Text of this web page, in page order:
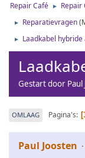
Repair Café ► Repair
► Reparatievragen
► Laadkabel hybride
Gestart door
OMLAAG Pagina's
Paul Joosten